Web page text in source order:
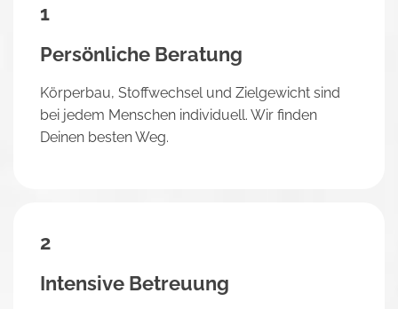
1
Persönliche Beratung
Körperbau, Stoffwechsel und Zielgewicht sind
bei jedem Menschen individuell. Wir finden
Deinen besten Weg.
2
Intensive Betreuung